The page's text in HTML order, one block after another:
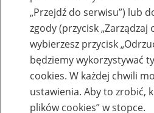
Baza
przekształconych
„Przejdź do serwisu”) lub
zgody (przycisk „Zarządzaj
wybierzesz przycisk
będziemy wykorzystywać
cookies. W każdej chwili
ustawienia. Aby to zrobić,
plików cookies” w stopce.